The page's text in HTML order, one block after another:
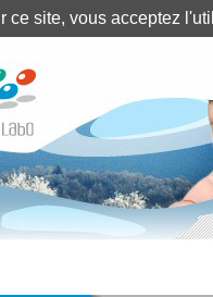
ce site, vous acceptez